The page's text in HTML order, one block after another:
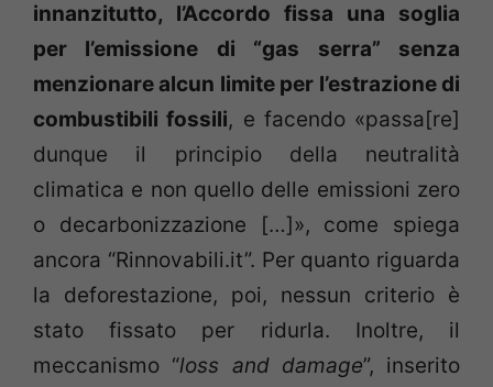
innanzitutto, l’Accordo fissa una soglia
per l’emissione di “gas serra” senza
menzionare alcun limite per l’estrazione di
combustibili fossili, e facendo «passa[re]
dunque il principio della neutralità
climatica e non quello delle emissioni zero
o decarbonizzazione […]», come spiega
ancora “Rinnovabili.it”. Per quanto riguarda
la deforestazione, poi, nessun criterio è
stato fissato per ridurla. Inoltre, il
meccanismo “loss and damage”, inserito